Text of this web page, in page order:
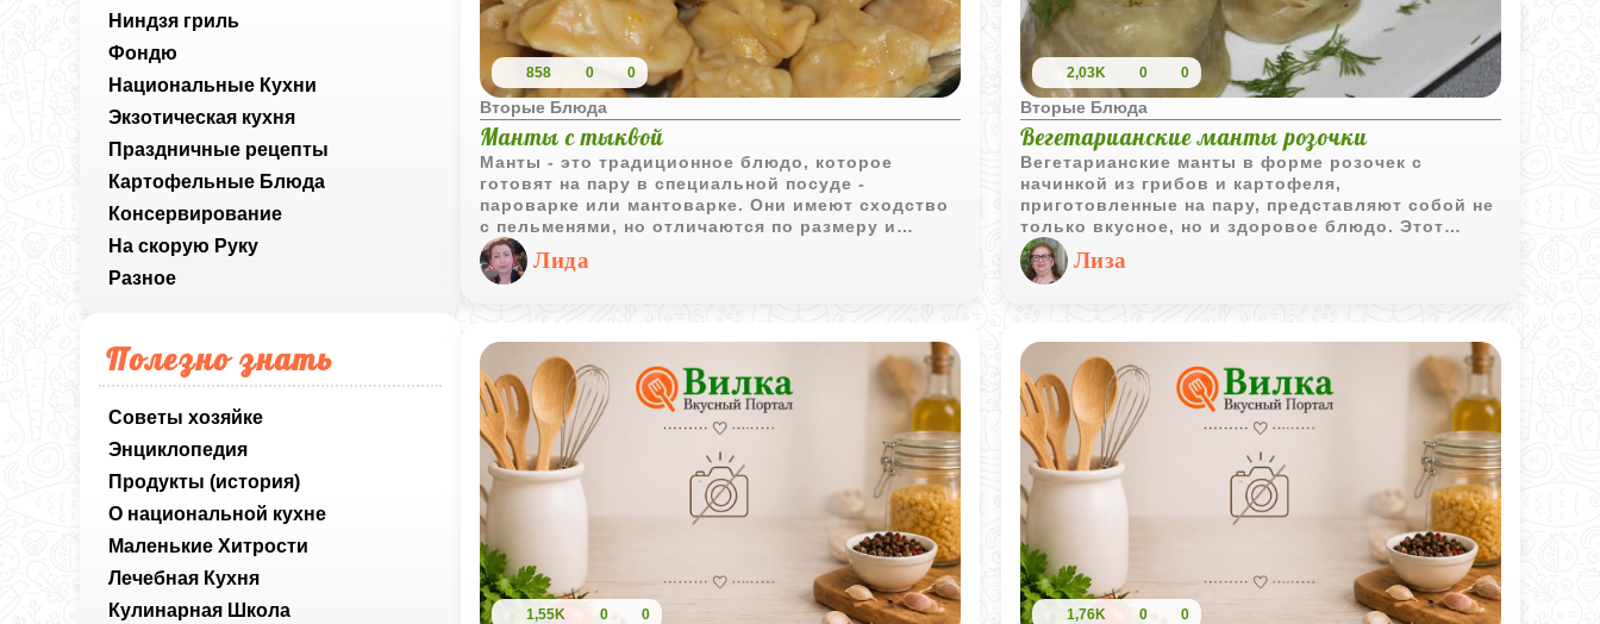
Ниндзя гриль
Фондю
Национальные Кухни
Экзотическая кухня
Праздничные рецепты
Картофельные Блюда
Консервирование
На скорую Руку
Разное
Полезно знать
Советы хозяйке
Энциклопедия
Продукты (история)
О национальной кухне
Маленькие Хитрости
Лечебная Кухня
Кулинарная Школа
858 0 0
Вторые Блюда
Манты с тыквой
Манты - это традиционное блюдо, которое
готовят на пару в специальной посуде -
пароварке или мантоварке. Они имеют сходство
с пельменями, но отличаются по размеру и
начинке. Для фарша мантов часто используют
баранину или говядину, а для вегетарианской
версии подойдет тыква. Это блюдо отличается
своей сочностью и насыщенным вкусом. После
стремятся вновь и вновь возвращаться к их
приготовлению. Подавать манты рекомендуется
горячими, чтобы полностью раскрыть их вкус.
Лида
2,03K 0 0
Вторые Блюда
Вегетарианские манты розочки
Вегетарианские манты в форме розочек с
начинкой из грибов и картофеля,
приготовленные на пару, представляют собой не
только вкусное, но и здоровое блюдо. Этот
рецепт идеально подходит для тех, кто ищет
альтернативу мясным мантам, желая сохранить
традиционные вкусы при этом следуя
вегетарианским принципам питания. Сочетание
пюре, завернутое в тонкое тесто и
приготовленное на пару, делает это блюдо
особенно привлекательным. Подавать манты
можно с различными соусами, что добавит
блюду еще больше изысканности.
Лиза
1,55K 0 0 1,76K 0 0